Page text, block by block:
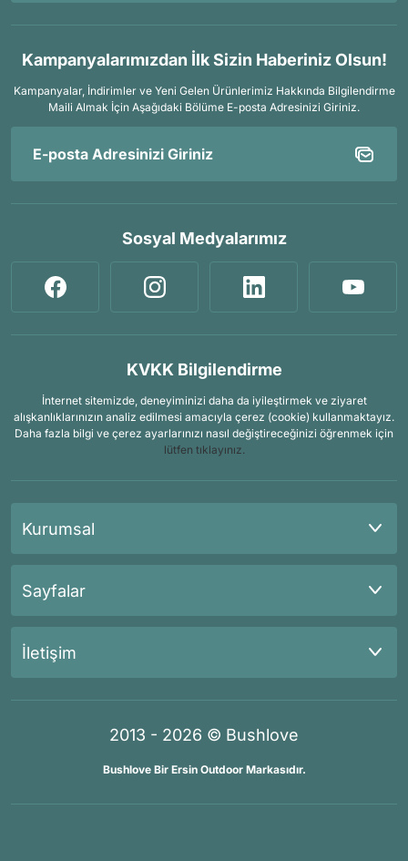
Kampanyalarımızdan İlk Sizin Haberiniz Olsun!
Kampanyalar, İndirimler ve Yeni Gelen Ürünlerimiz Hakkında Bilgilendirme
Maili Almak İçin Aşağıdaki Bölüme E-posta Adresinizi Giriniz.
Sosyal Medyalarımız
KVKK Bilgilendirme
İnternet sitemizde, deneyiminizi daha da iyileştirmek ve ziyaret
alışkanlıklarınızın analiz edilmesi amacıyla çerez (cookie) kullanmaktayız.
Daha fazla bilgi ve çerez ayarlarınızı nasıl değiştireceğinizi öğrenmek için
lütfen tıklayınız.
Kurumsal
Sayfalar
İletişim
2013 - 2026 © Bushlove
Bushlove Bir Ersin Outdoor Markasıdır.